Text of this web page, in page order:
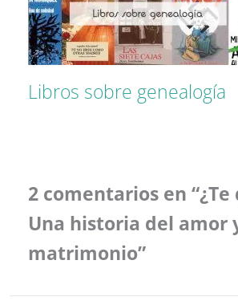
Libros sobre genealogía
2 comentarios en “¿Te
Una historia del amor
matrimonio”